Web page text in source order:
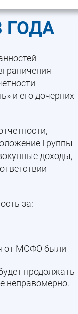
ГОДА
и его дочерних
Группы
доходы,
за:
от МСФО были
продолжать
неправомерно.